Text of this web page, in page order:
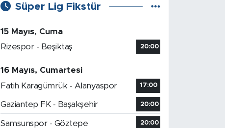
Süper Lig Fikstür
15 Mayıs, Cuma
Rizespor - Beşiktaş
20:00
16 Mayıs, Cumartesi
Fatih Karagümrük - Alanyaspor
17:00
Gaziantep FK - Başakşehir 20:00
Samsunspor - Göztepe 20:00